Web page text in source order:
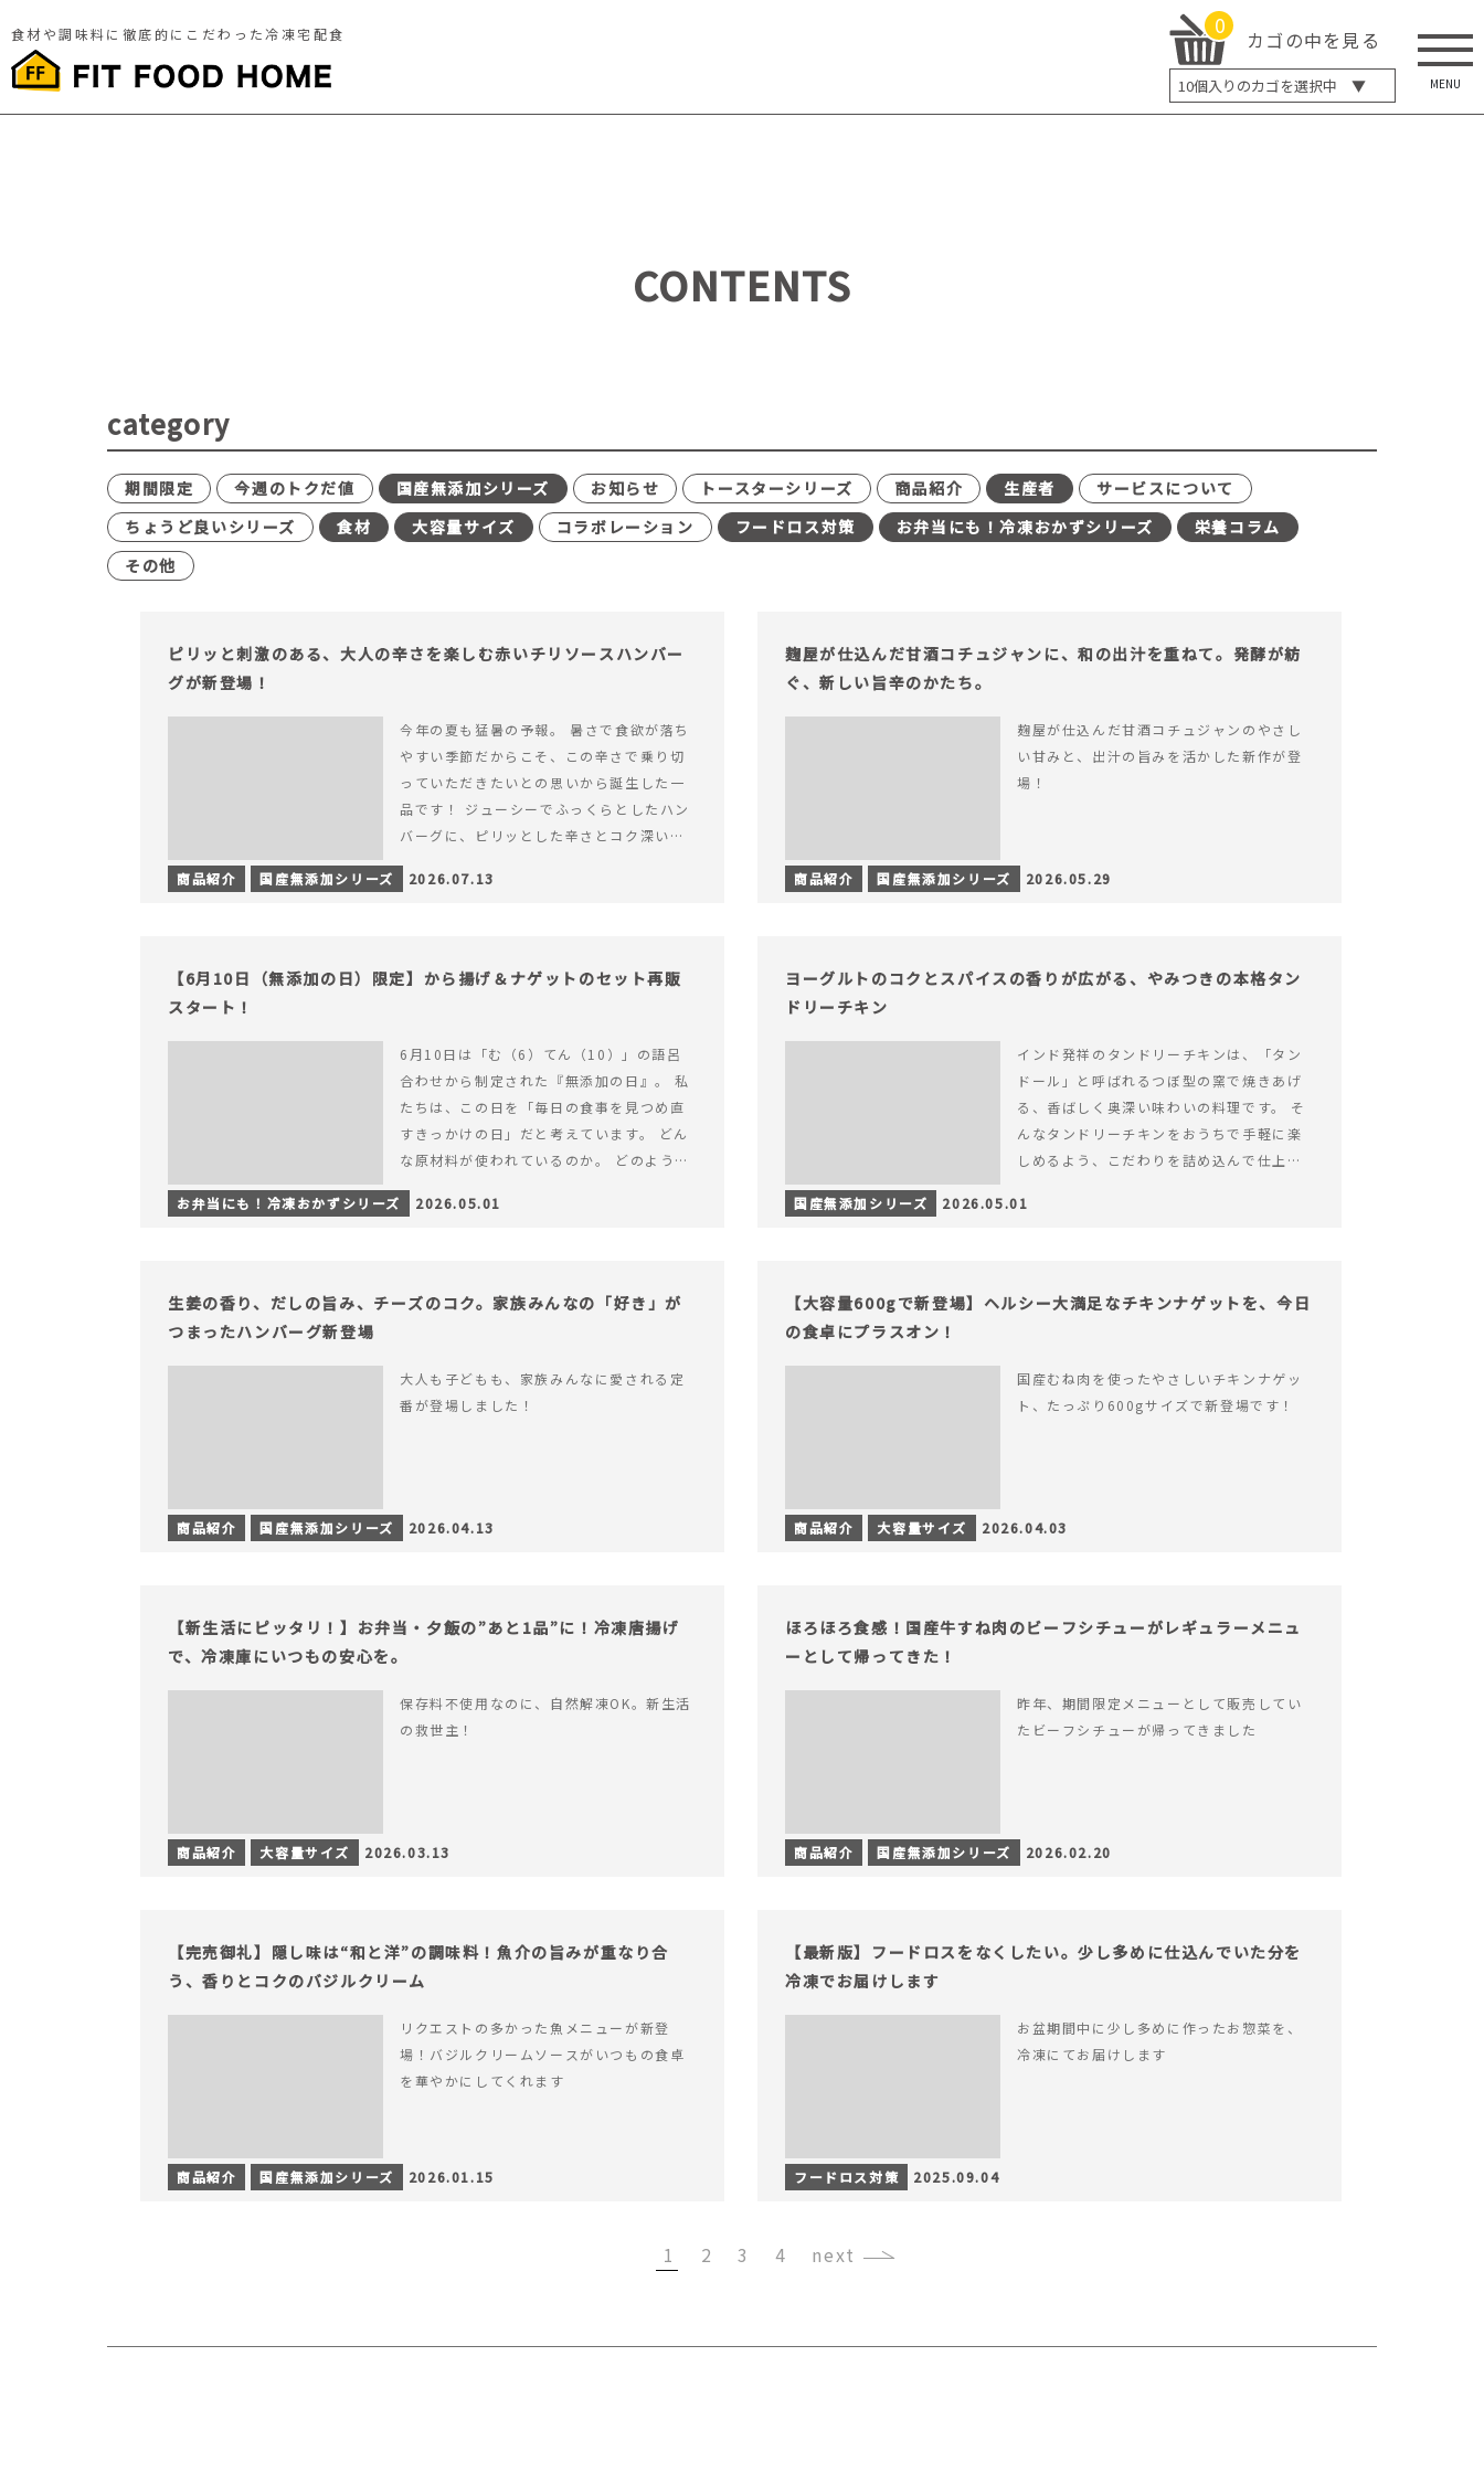
食材や調味料に徹底的にこだわった冷凍宅配食 0
カゴの中を見る
10個入りのカゴを選択中 ▼
5個入り
MENU
CONTENTS
category
期間限定 今週のトクだ値 国産無添加シリーズ お知らせ トースターシリーズ 商品紹介 生産者
サービスについて
ちょうど良いシリーズ
食材 大容量サイズ コラボレーション フードロス対策 お弁当にも！冷凍おかずシリーズ
栄養コラム
その他
ピリッと刺激のある、大人の辛さを楽しむ赤いチリソースハンバー
グが新登場！
今年の夏も猛暑の予報。 暑さで食欲が落ち
やすい季節だからこそ、この辛さで乗り切
っていただきたいとの思いから誕生した一
品です！ ジューシーでふっくらとしたハン
バーグに、ピリッとした辛さとコク深い旨
みが楽しめる特製チリソース&hellip; 続き
を読む ピリッと刺激のある、大人の辛さを
商品紹介 国産無添加シリーズ 2026.07.13
麹屋が仕込んだ甘酒コチュジャンに、和の出汁を重ねて。発酵が紡
ぐ、新しい旨辛のかたち。
麹屋が仕込んだ甘酒コチュジャンのやさし
い甘みと、出汁の旨みを活かした新作が登
場！
商品紹介 国産無添加シリーズ 2026.05.29
【6月10日（無添加の日）限定】から揚げ＆ナゲットのセット再販
スタート！
6月10日は「む（6）てん（10）」の語呂
合わせから制定された『無添加の日』。 私
たちは、この日を「毎日の食事を見つめ直
すきっかけの日」だと考えています。 どん
な原材料が使われているのか。 どのように
つくられているのか。&hellip; 続きを読む
【6月10日（無添加の日）限定】から揚げ
お弁当にも！冷凍おかずシリーズ 2026.05.01
ヨーグルトのコクとスパイスの香りが広がる、やみつきの本格タン
ドリーチキン
インド発祥のタンドリーチキンは、「タン
ドール」と呼ばれるつぼ型の窯で焼きあげ
る、香ばしく奥深い味わいの料理です。 そ
んなタンドリーチキンをおうちで手軽に楽
しめるよう、こだわりを詰め込んで仕上げ
を読む ヨーグルトのコクとスパイスの香り
国産無添加シリーズ 2026.05.01
生姜の香り、だしの旨み、チーズのコク。家族みんなの「好き」が
つまったハンバーグ新登場
大人も子どもも、家族みんなに愛される定
番が登場しました！
商品紹介 国産無添加シリーズ 2026.04.13
【大容量600gで新登場】ヘルシー大満足なチキンナゲットを、今日
の食卓にプラスオン！
国産むね肉を使ったやさしいチキンナゲッ
ト、たっぷり600gサイズで新登場です！
商品紹介 大容量サイズ 2026.04.03
【新生活にピッタリ！】お弁当・夕飯の”あと1品”に！冷凍唐揚げ
で、冷凍庫にいつもの安心を。
保存料不使用なのに、自然解凍OK。新生活
の救世主！
商品紹介 大容量サイズ 2026.03.13
ほろほろ食感！国産牛すね肉のビーフシチューがレギュラーメニュ
ーとして帰ってきた！
昨年、期間限定メニューとして販売してい
たビーフシチューが帰ってきました
商品紹介 国産無添加シリーズ 2026.02.20
【完売御礼】隠し味は“和と洋”の調味料！魚介の旨みが重なり合
う、香りとコクのバジルクリーム
リクエストの多かった魚メニューが新登
場！バジルクリームソースがいつもの食卓
を華やかにしてくれます
商品紹介 国産無添加シリーズ 2026.01.15
【最新版】フードロスをなくしたい。少し多めに仕込んでいた分を
冷凍でお届けします
お盆期間中に少し多めに作ったお惣菜を、
冷凍にてお届けします
フードロス対策 2025.09.04
1 2 3 4 ›